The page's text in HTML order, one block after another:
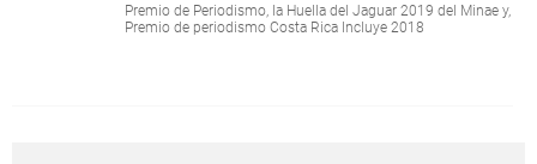
Premio de Periodismo, la Huella del Jaguar 2019 del Minae y,
Premio de periodismo Costa Rica Incluye 2018